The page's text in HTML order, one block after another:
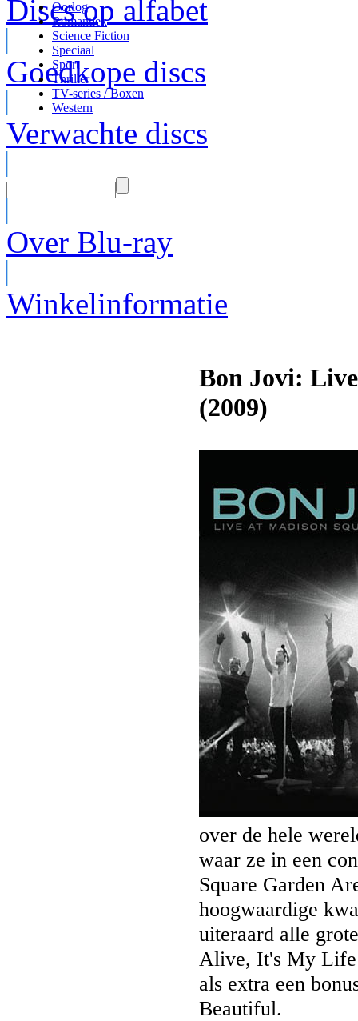
Discs op alfabet
Goedkope discs
Verwachte discs
Over Blu-ray
Winkelinformatie
Oorlog
Romantiek
Science Fiction
Speciaal
Sport
Thriller
TV-series / Boxen
Western
Bon Jovi:
(2009)
over de hele
waar ze in een
Square Garden
hoogwaardige
uiteraard alle
Alive, It's My Life
als extra een
Beautiful.